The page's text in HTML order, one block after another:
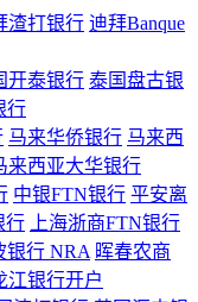
渣打银行 迪拜Banque
开泰银行 泰国盘古银
行
马来华侨银行 马来西
来西亚大华银行
中银FTN银行 平安离
行
上海浙商FTN银行
银行 NRA 晖春农商
江银行开户